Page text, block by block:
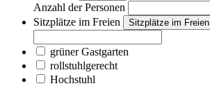
Anzahl der Personen
Sitzplätze im Freien
Sitzplätze im Freien
grüner Gastgarten
rollstuhlgerecht
Hochstuhl